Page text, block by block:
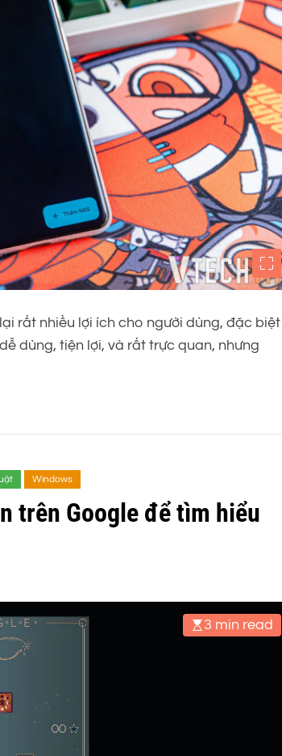
rất nhiều lợi ích cho người dùng, đặc biệt
dùng, tiện lợi, và rất trực quan, nhưng
Windows
trên Google để tìm hiểu
3 min read